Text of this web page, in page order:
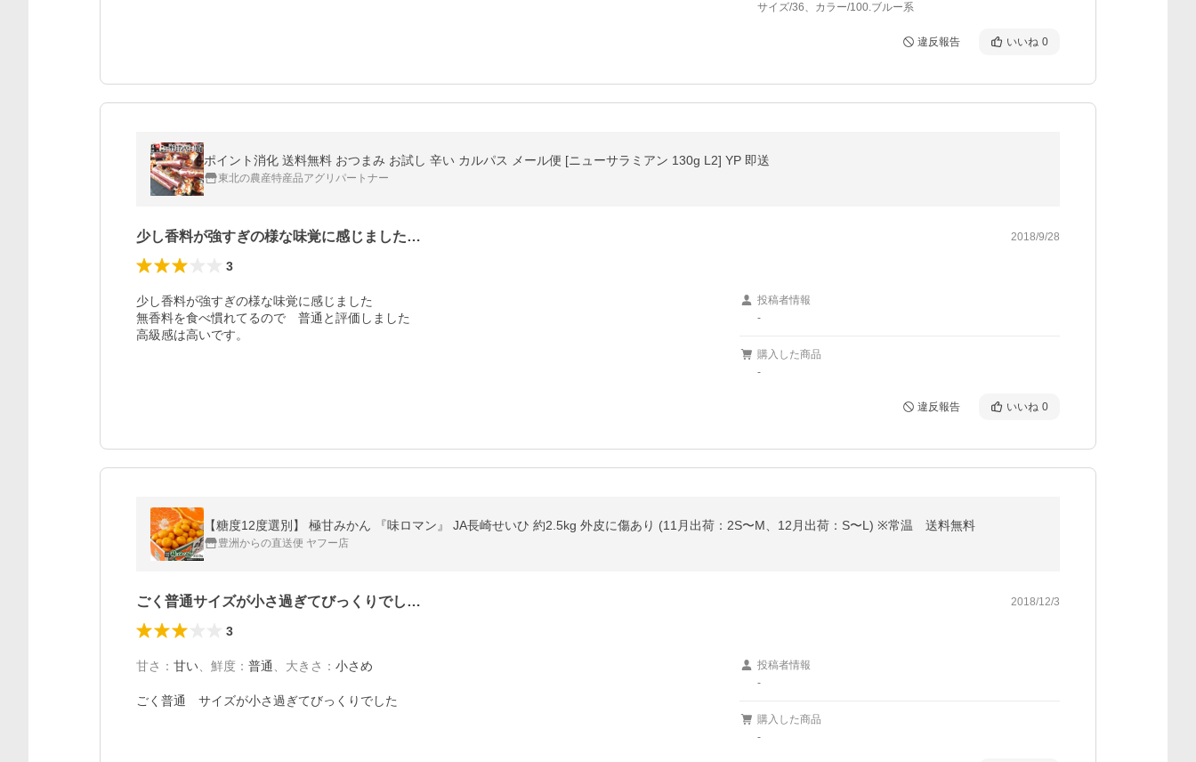
サイズ/36、カラー/100.ブルー系
違反報告 いいね 0
ポイント消化 送料無料 おつまみ お試し 辛い カルパス メール便 [ニューサラミアン 130g L2] YP 即送
東北の農産特産品アグリパートナー
少し香料が強すぎの様な味覚に感じました… 2018/9/28
3
少し香料が強すぎの様な味覚に感じました
無香料を食べ慣れてるので　普通と評価しました
高級感は高いです。
投稿者情報
-
購入した商品
-
違反報告 いいね 0
【糖度12度選別】 極甘みかん 『味ロマン』 JA長崎せいひ 約2.5kg 外皮に傷あり (11月出荷：2S〜M、12月出荷：S〜L) ※常温 送料無料
豊洲からの直送便 ヤフー店
ごく普通サイズが小さ過ぎてびっくりでし… 2018/12/3
3
甘さ ： 甘い 鮮度 ： 普通 大きさ ： 小さめ
ごく普通　サイズが小さ過ぎてびっくりでした
投稿者情報
-
購入した商品
-